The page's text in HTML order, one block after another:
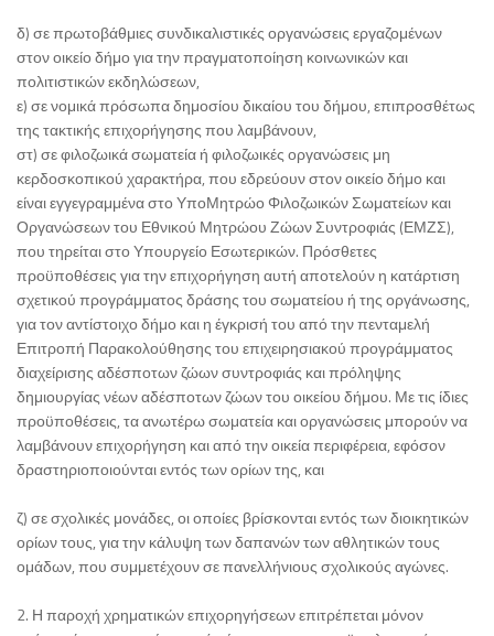
δ) σε πρωτοβάθμιες συνδικαλιστικές οργανώσεις εργαζομένων
στον οικείο δήμο για την πραγματοποίηση κοινωνικών και
πολιτιστικών εκδηλώσεων,
ε) σε νομικά πρόσωπα δημοσίου δικαίου του δήμου, επιπροσθέτως
της τακτικής επιχορήγησης που λαμβάνουν,
στ) σε φιλοζωικά σωματεία ή φιλοζωικές οργανώσεις μη
κερδοσκοπικού χαρακτήρα, που εδρεύουν στον οικείο δήμο και
είναι εγγεγραμμένα στο ΥποΜητρώο Φιλοζωικών Σωματείων και
Οργανώσεων του Εθνικού Μητρώου Ζώων Συντροφιάς (ΕΜΖΣ),
που τηρείται στο Υπουργείο Εσωτερικών. Πρόσθετες
προϋποθέσεις για την επιχορήγηση αυτή αποτελούν η κατάρτιση
σχετικού προγράμματος δράσης του σωματείου ή της οργάνωσης,
για τον αντίστοιχο δήμο και η έγκρισή του από την πενταμελή
Επιτροπή Παρακολούθησης του επιχειρησιακού προγράμματος
διαχείρισης αδέσποτων ζώων συντροφιάς και πρόληψης
δημιουργίας νέων αδέσποτων ζώων του οικείου δήμου. Με τις ίδιες
προϋποθέσεις, τα ανωτέρω σωματεία και οργανώσεις μπορούν να
λαμβάνουν επιχορήγηση και από την οικεία περιφέρεια, εφόσον
δραστηριοποιούνται εντός των ορίων της, και
ζ) σε σχολικές μονάδες, οι οποίες βρίσκονται εντός των διοικητικών
ορίων τους, για την κάλυψη των δαπανών των αθλητικών τους
ομάδων, που συμμετέχουν σε πανελλήνιους σχολικούς αγώνες.
2. Η παροχή χρηματικών επιχορηγήσεων επιτρέπεται μόνον